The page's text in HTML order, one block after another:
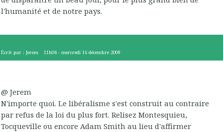
l'humanité et de notre pays.
Écrit par : Jerem 11h04 -mercredi 16 décembre 2009
@ Jerem
N'importe quoi. Le libéralisme s'est construit au contraire
par refus de la loi du plus fort. Relisez Montesquieu,
Tocqueville ou encore Adam Smith au lieu d'affirmer